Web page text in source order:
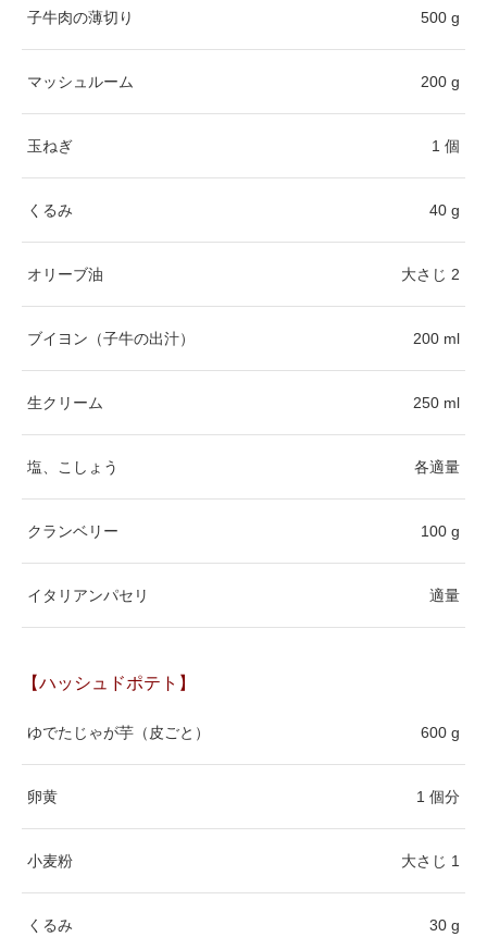
子牛肉の薄切り 500 g
マッシュルーム 200 g
玉ねぎ 1 個
くるみ 40 g
オリーブ油 大さじ 2
ブイヨン（子牛の出汁） 200 ml
生クリーム 250 ml
塩、こしょう 各適量
クランベリー 100 g
イタリアンパセリ 適量
【ハッシュドポテト】
ゆでたじゃが芋（皮ごと） 600 g
卵黄 1 個分
小麦粉 大さじ 1
くるみ 30 g